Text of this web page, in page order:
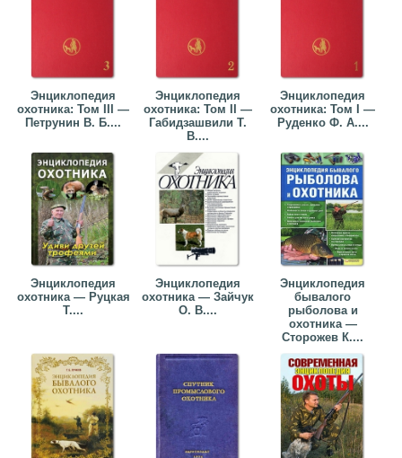
Энциклопедия
охотника: Том III —
Петрунин В. Б....
Энциклопедия
охотника: Том II —
Габидзашвили Т.
В....
Энциклопедия
охотника: Том I —
Руденко Ф. А....
Энциклопедия
охотника — Руцкая
Т....
Энциклопедия
охотника — Зайчук
О. В....
Энциклопедия
бывалого
рыболова и
охотника —
Сторожев К....